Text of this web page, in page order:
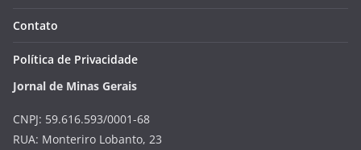
Contato
Política de Privacidade
Jornal de Minas Gerais
CNPJ: 59.616.593/0001-68
RUA: Monteriro Lobanto, 23